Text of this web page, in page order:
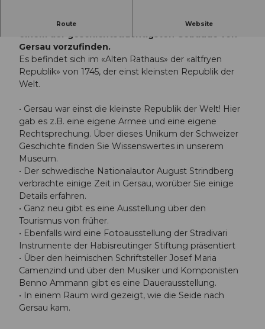
Route Website
Das Ortsmuseum wurde 1984 eröffnet und ist in
einem der geschichtsträchtigsten Gebäude von
Gersau vorzufinden.
Es befindet sich im «Alten Rathaus» der «altfryen
Republik» von 1745, der einst kleinsten Republik der
Welt.
• Gersau war einst die kleinste Republik der Welt! Hier
gab es z.B. eine eigene Armee und eine eigene
Rechtsprechung. Über dieses Unikum der Schweizer
Geschichte finden Sie Wissenswertes in unserem
Museum.
• Der schwedische Nationalautor August Strindberg
verbrachte einige Zeit in Gersau, worüber Sie einige
Details erfahren.
• Ganz neu gibt es eine Ausstellung über den
Tourismus von früher.
• Ebenfalls wird eine Fotoausstellung der Stradivari
Instrumente der Habisreutinger Stiftung präsentiert
• Über den heimischen Schriftsteller Josef Maria
Camenzind und über den Musiker und Komponisten
Benno Ammann gibt es eine Dauerausstellung.
• In einem Raum wird gezeigt, wie die Seide nach
Gersau kam.